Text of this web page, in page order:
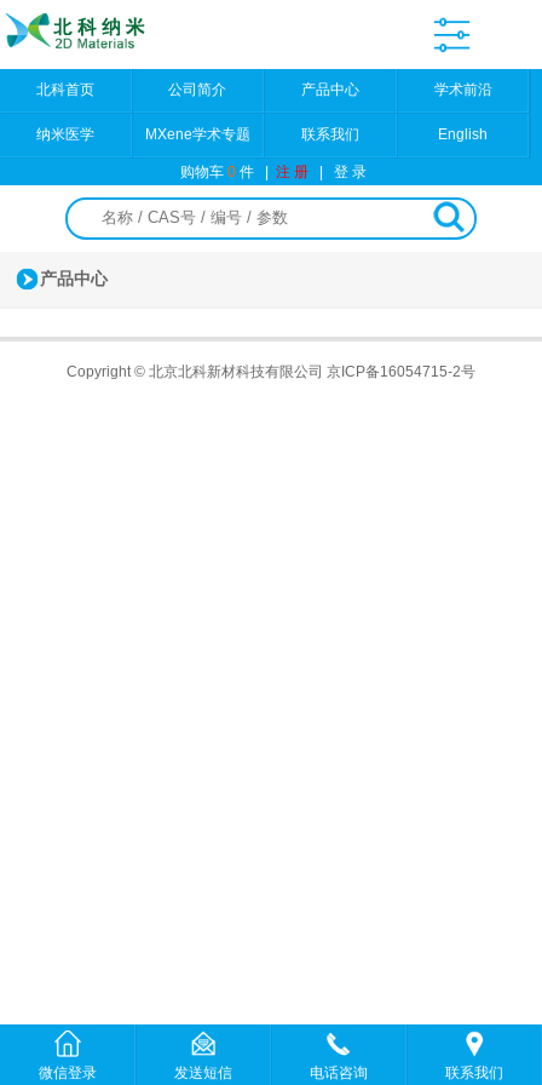
北科首页 公司简介 产品中心 学术前沿
纳米医学 MXene学术专题 联系我们 English
购物车0件 |注 册 |登 录
产品中心
Copyright © 北京北科新材科技有限公司 京ICP备16054715-2号
微信登录 发送短信 电话咨询 联系我们